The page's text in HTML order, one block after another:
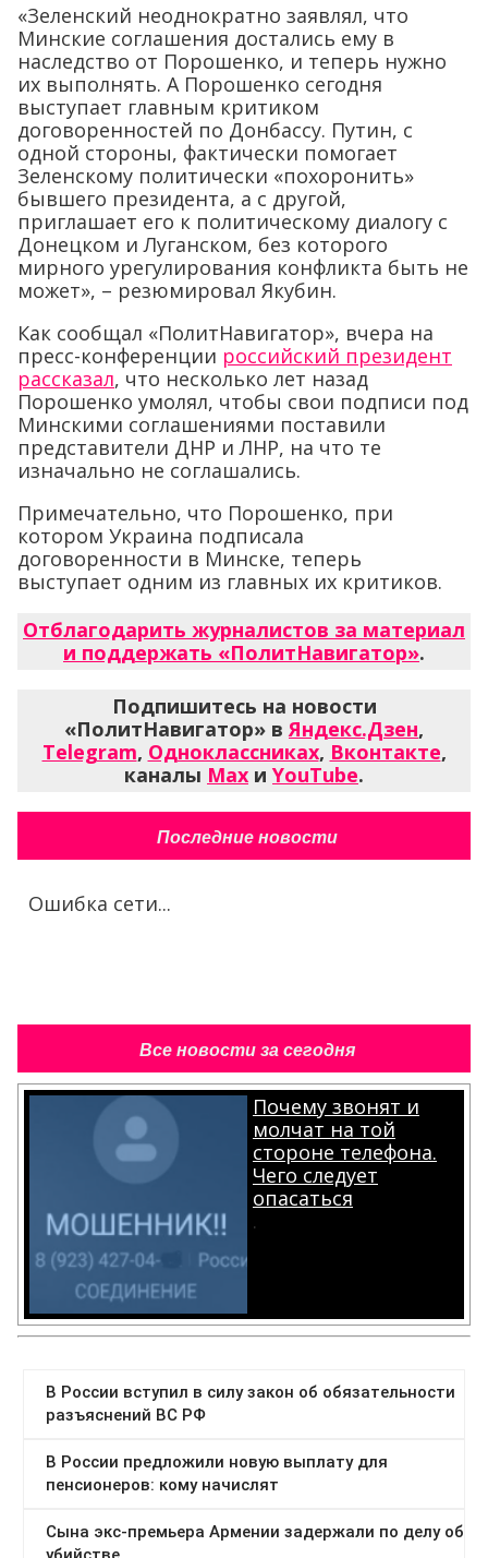
«Зеленский неоднократно заявлял, что
Минские соглашения достались ему в
наследство от Порошенко, и теперь нужно
их выполнять. А Порошенко сегодня
выступает главным критиком
договоренностей по Донбассу. Путин, с
одной стороны, фактически помогает
Зеленскому политически «похоронить»
бывшего президента, а с другой,
приглашает его к политическому диалогу с
Донецком и Луганском, без которого
мирного урегулирования конфликта быть не
может», – резюмировал Якубин.
Как сообщал «ПолитНавигатор», вчера на
пресс-конференции российский президент
рассказал, что несколько лет назад
Порошенко умолял, чтобы свои подписи под
Минскими соглашениями поставили
представители ДНР и ЛНР, на что те
изначально не соглашались.
Примечательно, что Порошенко, при
котором Украина подписала
договоренности в Минске, теперь
выступает одним из главных их критиков.
Отблагодарить журналистов за материал
и поддержать «ПолитНавигатор».
Подпишитесь на новости
«ПолитНавигатор» вЯндекс.Дзен,
Telegram, Одноклассниках, Вконтакте,
каналы Max и YouTube.
Последние новости
Ошибка сети...
Все новости за сегодня
Почему звонят и
молчат на той
стороне телефона.
Чего следует
опасаться
.